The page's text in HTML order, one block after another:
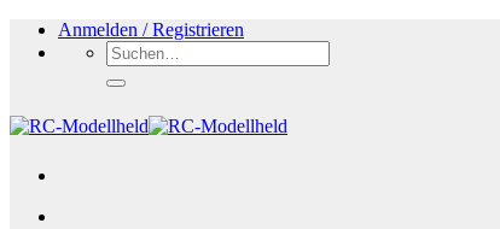
Zum
Inhalt
Anmelden / Registrieren
Suchen
nach: